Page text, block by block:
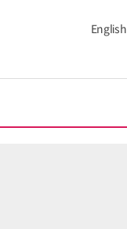
English